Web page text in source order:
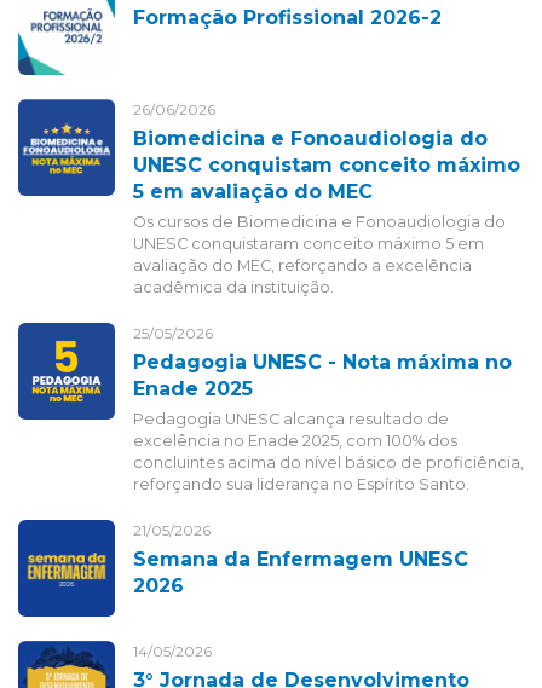
Formação Profissional 2026-2
26/06/2026
Biomedicina e Fonoaudiologia do
UNESC conquistam conceito máximo
5 em avaliação do MEC
Os cursos de Biomedicina e Fonoaudiologia do
UNESC conquistaram conceito máximo 5 em
avaliação do MEC, reforçando a excelência
acadêmica da instituição.
25/05/2026
Pedagogia UNESC - Nota máxima no
Enade 2025
Pedagogia UNESC alcança resultado de
excelência no Enade 2025, com 100% dos
concluintes acima do nível básico de proficiência,
reforçando sua liderança no Espírito Santo.
21/05/2026
Semana da Enfermagem UNESC
2026
14/05/2026
3° Jornada de Desenvolvimento